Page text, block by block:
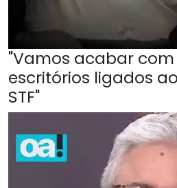
"Vamos acabar
escritórios ligados
STF"